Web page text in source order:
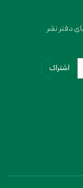
دفتر نشر
اشتراک